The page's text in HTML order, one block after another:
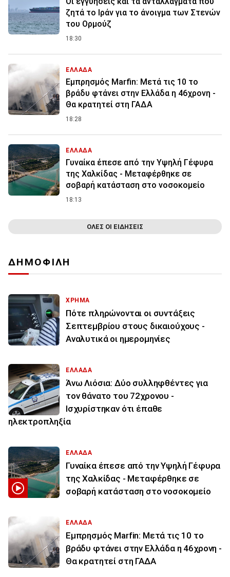
ζητά το Ιράν για το άνοιγμα των Στενών
του Ορμούζ
18:30
ΕΛΛΑΔΑ
Εμπρησμός Marfin: Μετά τις 10 το
βράδυ φτάνει στην Ελλάδα η 46χρονη -
Θα κρατητεί στη ΓΑΔΑ
18:28
ΕΛΛΑΔΑ
Γυναίκα έπεσε από την Υψηλή Γέφυρα
της Χαλκίδας - Μεταφέρθηκε σε
σοβαρή κατάσταση στο νοσοκομείο
18:13
ΟΛΕΣ ΟΙ ΕΙΔΗΣΕΙΣ
ΔΗΜΟΦΙΛΗ
ΧΡΗΜΑ
Πότε πληρώνονται οι συντάξεις
Σεπτεμβρίου στους δικαιούχους -
Αναλυτικά οι ημερομηνίες
ΕΛΛΑΔΑ
Άνω Λιόσια: Δύο συλληφθέντες για
τον θάνατο του 72χρονου -
Ισχυρίστηκαν ότι έπαθε
ηλεκτροπληξία
ΕΛΛΑΔΑ
Γυναίκα έπεσε από την Υψηλή Γέφυρα
της Χαλκίδας - Μεταφέρθηκε σε
σοβαρή κατάσταση στο νοσοκομείο
ΕΛΛΑΔΑ
Εμπρησμός Marfin: Μετά τις 10 το
βράδυ φτάνει στην Ελλάδα η 46χρονη -
Θα κρατητεί στη ΓΑΔΑ